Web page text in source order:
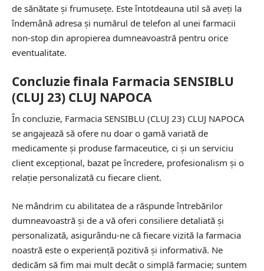
de sănătate și frumusețe. Este întotdeauna util să aveți la
îndemână adresa și numărul de telefon al unei farmacii
non-stop din apropierea dumneavoastră pentru orice
eventualitate.
Concluzie finala Farmacia SENSIBLU
(CLUJ 23) CLUJ NAPOCA
În concluzie, Farmacia SENSIBLU (CLUJ 23) CLUJ NAPOCA
se angajează să ofere nu doar o gamă variată de
medicamente și produse farmaceutice, ci și un serviciu
client excepțional, bazat pe încredere, profesionalism și o
relație personalizată cu fiecare client.
Ne mândrim cu abilitatea de a răspunde întrebărilor
dumneavoastră și de a vă oferi consiliere detaliată și
personalizată, asigurându-ne că fiecare vizită la farmacia
noastră este o experiență pozitivă și informativă. Ne
dedicăm să fim mai mult decât o simplă farmacie; suntem